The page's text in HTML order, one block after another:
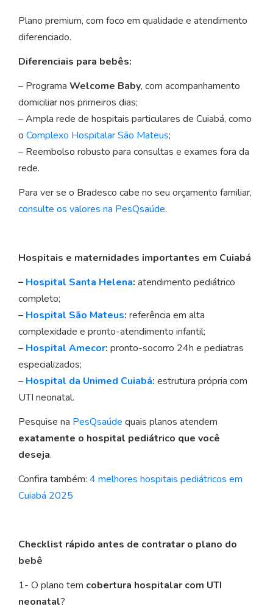
Plano premium, com foco em qualidade e atendimento
diferenciado.
Diferenciais para bebês:
– Programa Welcome Baby, com acompanhamento
domiciliar nos primeiros dias;
– Ampla rede de hospitais particulares de Cuiabá, como
o Complexo Hospitalar São Mateus;
– Reembolso robusto para consultas e exames fora da
rede.
Para ver se o Bradesco cabe no seu orçamento familiar,
consulte os valores na PesQsaúde.
Hospitais e maternidades importantes em Cuiabá
– Hospital Santa Helena: atendimento pediátrico
completo;
– Hospital São Mateus: referência em alta
complexidade e pronto-atendimento infantil;
– Hospital Amecor: pronto-socorro 24h e pediatras
especializados;
– Hospital da Unimed Cuiabá: estrutura própria com
UTI neonatal.
Pesquise na PesQsaúde quais planos atendem
exatamente o hospital pediátrico que você
deseja.
Confira também: 4 melhores hospitais pediátricos em
Cuiabá 2025
Checklist rápido antes de contratar o plano do
bebê
1- O plano tem cobertura hospitalar com UTI
neonatal?